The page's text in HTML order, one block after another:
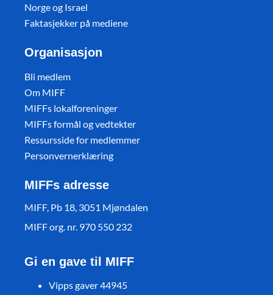
Norge og Israel
Faktasjekker på mediene
Organisasjon
Bli medlem
Om MIFF
MIFFs lokalforeninger
MIFFs formål og vedtekter
Ressursside for medlemmer
Personvernerklæring
MIFFs adresse
MIFF, Pb 18, 3051 Mjøndalen
MIFF org. nr. 970 550 232
Gi en gave til MIFF
Vipps gaver 44945